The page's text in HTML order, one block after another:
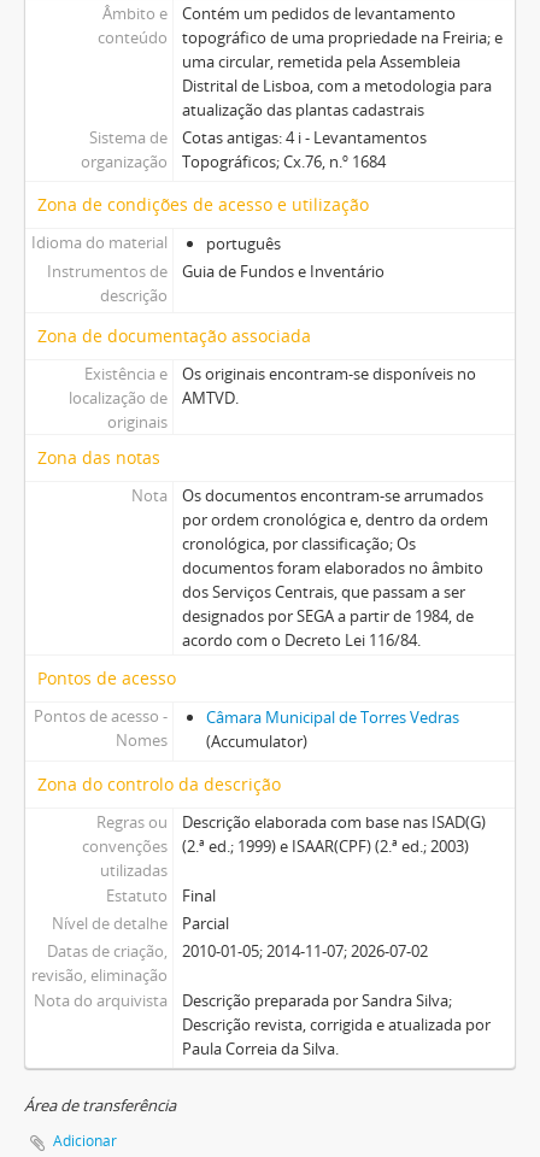
Âmbito e
conteúdo
Contém um pedidos de levantamento
topográfico de uma propriedade na Freiria; e
uma circular, remetida pela Assembleia
Distrital de Lisboa, com a metodologia para
atualização das plantas cadastrais
Sistema de
organização
Cotas antigas: 4 i - Levantamentos
Topográficos; Cx.76, n.º 1684
Zona de condições de acesso e utilização
Idioma do material
português
Instrumentos de
descrição
Guia de Fundos e Inventário
Zona de documentação associada
Existência e
localização de
originais
Os originais encontram-se disponíveis no
AMTVD.
Zona das notas
Nota
Os documentos encontram-se arrumados
por ordem cronológica e, dentro da ordem
cronológica, por classificação; Os
documentos foram elaborados no âmbito
dos Serviços Centrais, que passam a ser
designados por SEGA a partir de 1984, de
acordo com o Decreto Lei 116/84.
Pontos de acesso
Pontos de acesso -
Nomes
Câmara Municipal de Torres Vedras
(Accumulator)
Zona do controlo da descrição
Regras ou
convenções
utilizadas
Descrição elaborada com base nas ISAD(G)
(2.ª ed.; 1999) e ISAAR(CPF) (2.ª ed.; 2003)
Estatuto
Final
Nível de detalhe
Parcial
Datas de criação,
revisão, eliminação
2010-01-05; 2014-11-07; 2026-07-02
Nota do arquivista
Descrição preparada por Sandra Silva;
Descrição revista, corrigida e atualizada por
Paula Correia da Silva.
Área de transferência
Adicionar